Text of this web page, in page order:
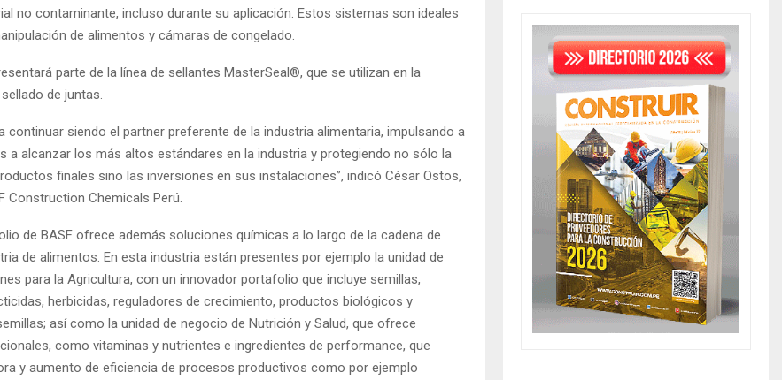
no contaminante, incluso durante su aplicación. Estos sistemas son ideales
de alimentos y cámaras de congelado.
parte de la línea de sellantes MasterSeal®, que se utilizan en la
de juntas.
continuar siendo el partner preferente de la industria alimentaria, impulsando a
a alcanzar los más altos estándares en la industria y protegiendo no sólo la
finales sino las inversiones en sus instalaciones”, indicó César Ostos,
Construction Chemicals Perú.
de BASF ofrece además soluciones químicas a lo largo de la cadena de
de alimentos. En esta industria están presentes por ejemplo la unidad de
para la Agricultura, con un innovador portafolio que incluye semillas,
herbicidas, reguladores de crecimiento, productos biológicos y
así como la unidad de negocio de Nutrición y Salud, que ofrece
como vitaminas y nutrientes e ingredientes de performance, que
y aumento de eficiencia de procesos productivos como por ejemplo